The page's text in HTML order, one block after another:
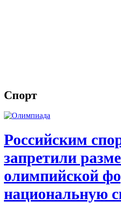
Спорт
Российским
запретили
олимпийской
национальную